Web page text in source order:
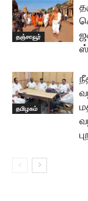
தஞ்சாவூர்
தமிழகம்